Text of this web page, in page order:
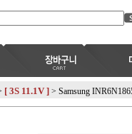
[ 3S 11.1V ] > Samsung